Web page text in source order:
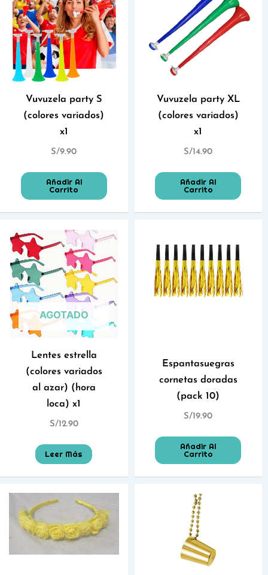
Vuvuzela party S
(colores variados)
x1
S/9.90
Añadir Al
Carrito
Vuvuzela party XL
(colores variados)
x1
S/14.90
Añadir Al
Carrito
AGOTADO
Lentes estrella
(colores variados
al azar) (hora
loca) x1
S/12.90
Leer Más
Espantasuegras
cornetas doradas
(pack 10)
S/19.90
Añadir Al
Carrito